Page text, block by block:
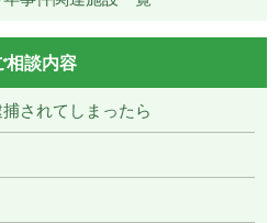
相談内容
されてしまったら